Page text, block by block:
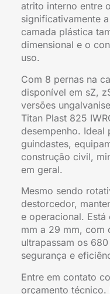
atrito interno entre
significativamente
camada plástica
dimensional e o
uso.
Com 8 pernas na
disponível em sZ,
versões
Titan Plast 825
desempenho. Ideal
guindastes,
construção civil,
em geral.
Mesmo sendo
destorcedor,
e operacional.
mm a 29 mm, com
ultrapassam os
segurança e
Entre em contato
orçamento técnico.